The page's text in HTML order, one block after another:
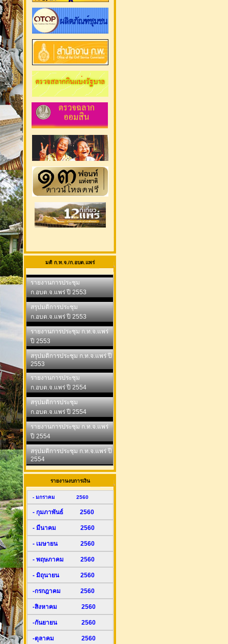
มติ ก.ท.จ./ก.อบต.แพร่
รายงานการประชุม
ก.อบต.จ.แพร่ ปี 2553
สรุปมติการประชุม
ก.อบต.จ.แพร่ ปี 2553
รายงานการประชุม ก.ท.จ.แพร่
ปี 2553
สรุปมติการประชุม ก.ท.จ.แพร่ ปี
2553
รายงานการประชุม
ก.อบต.จ.แพร่ ปี 2554
สรุปมติการประชุม
ก.อบต.จ.แพร่ ปี 2554
รายงานการประชุม ก.ท.จ.แพร่
ปี 2554
สรุปมติการประชุม ก.ท.จ.แพร่ ปี
2554
รายงานงบการเงิน
- มกราคม 2560
- กุมภาพันธ์ 2560
- มีนาคม 2560
- เมษายน 2560
- พฤษภาคม 2560
- มิถุนายน 2560
-กรกฎาคม 2560
-สิงหาคม 2560
-กันยายน 2560
-ตุลาคม 2560